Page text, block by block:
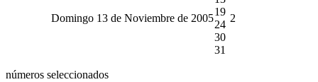
Domingo 13 de Noviembre de 2005
19
24
30
31
2
números seleccionados